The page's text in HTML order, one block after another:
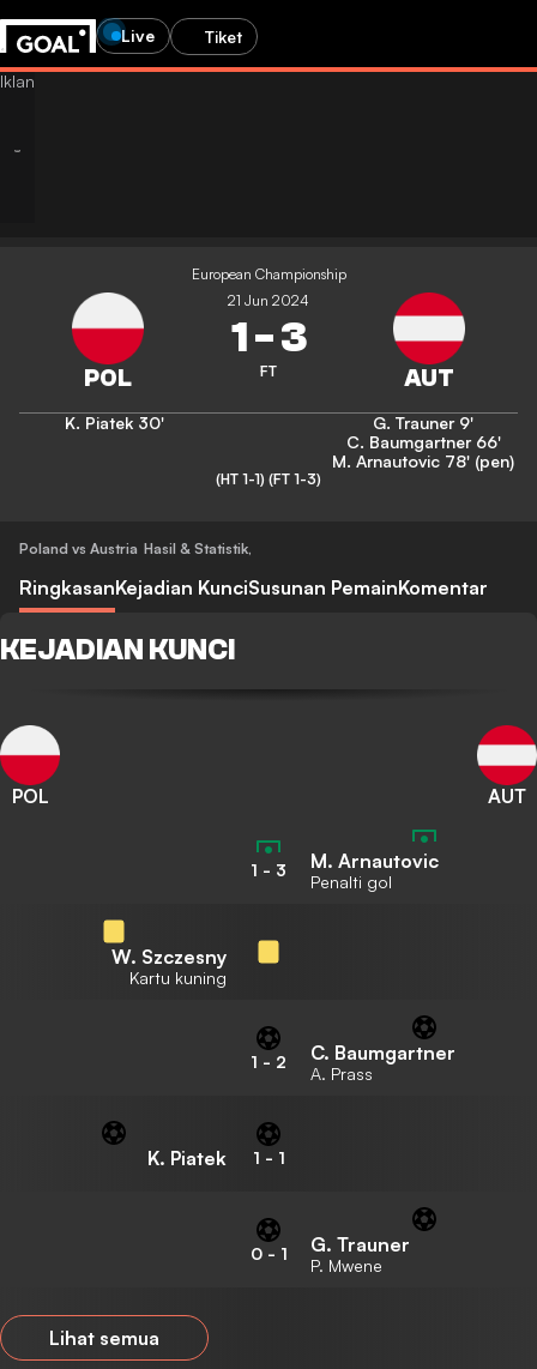
Live Tiket
European Championship
21 Jun 2024
1-3
FT
K. Piatek 30' G. Trauner 9'
C. Baumgartner 66'
M. Arnautovic 78' (pen)
(HT 1-1) (FT 1-3)
Poland vs Austria Hasil & Statistik,
RingkasanKejadian KunciSusunan PemainKomentar
KEJADIAN KUNCI
POL AUT
1 - 3 M. Arnautovic
Penalti gol
W. Szczesny
Kartu kuning
1 - 2 C. Baumgartner
A. Prass
K. Piatek 1 - 1
0- 1 G. Trauner
P. Mwene
Lihat semua